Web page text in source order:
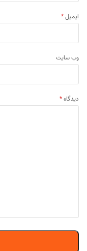
ایمیل*
وب‌ سایت
دیدگاه*